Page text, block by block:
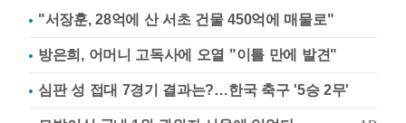
"서장훈, 28억에 산 서초 건물 450억에 매물로"
방은희, 어머니 고독사에 오열 "이틀 만에 발견"
심판 성 접대 7경기 결과는?…한국 축구 '5승 2무'